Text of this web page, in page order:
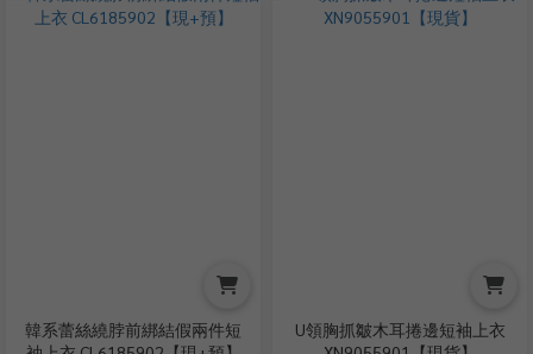
韓系蕾絲繞脖前綁結假兩件短
U領胸抓皺木耳捲邊短袖上衣